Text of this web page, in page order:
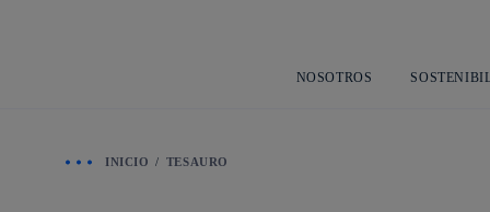
NOSOTROS
INICIO TESAURO